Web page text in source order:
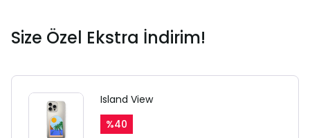
Size Özel Ekstra İndirim!
Island View
%40
UYARISI
Lütfen normal Safari
sekmesinden giriş yapın.